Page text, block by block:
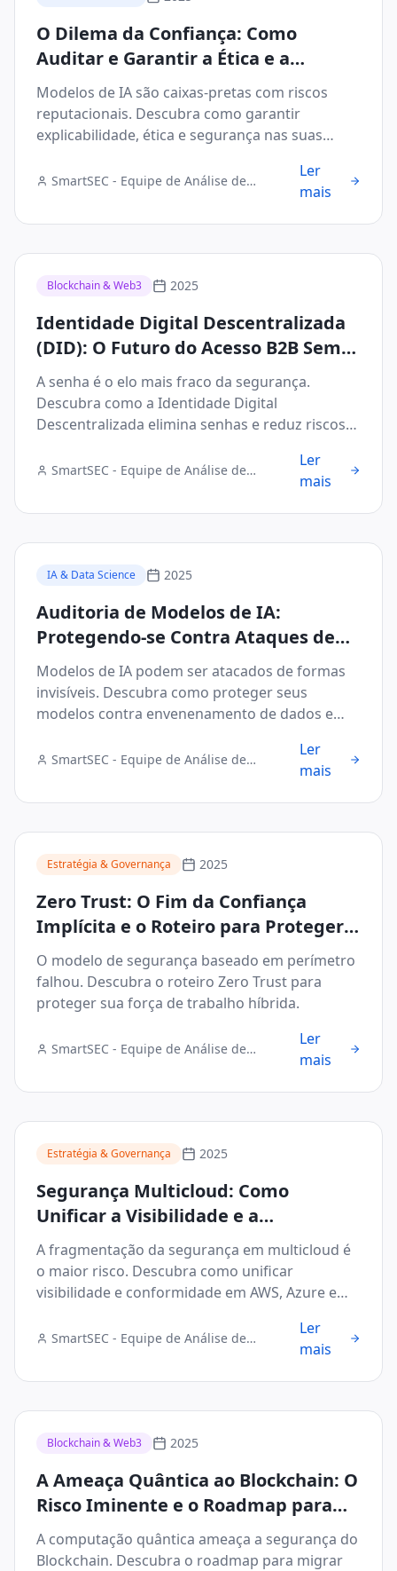
O Dilema da Confiança: Como
Auditar e Garantir a Ética e a
Segurança dos Modelos de IA no Seu
Negócio
Modelos de IA são caixas-pretas com riscos
reputacionais. Descubra como garantir
explicabilidade, ética e segurança nas suas
SmartSEC - Equipe de Análise de
Ler
mais
Blockchain & Web3 2025
Identidade Digital Descentralizada
(DID): O Futuro do Acesso B2B Sem
Senhas e Sem Falhas
A senha é o elo mais fraco da segurança.
Descubra como a Identidade Digital
Descentralizada elimina senhas e reduz riscos
SmartSEC - Equipe de Análise de
Ler
mais
IA & Data Science 2025
Auditoria de Modelos de IA:
Protegendo-se Contra Ataques de
Evasão e Envenenamento de Dados
Modelos de IA podem ser atacados de formas
invisíveis. Descubra como proteger seus
modelos contra envenenamento de dados e
SmartSEC - Equipe de Análise de
Ler
mais
Estratégia & Governança 2025
Zero Trust: O Fim da Confiança
Implícita e o Roteiro para Proteger o
Acesso Híbrido
O modelo de segurança baseado em perímetro
falhou. Descubra o roteiro Zero Trust para
proteger sua força de trabalho híbrida.
SmartSEC - Equipe de Análise de
Ler
mais
Estratégia & Governança 2025
Segurança Multicloud: Como
Unificar a Visibilidade e a
Conformidade em Ambientes
Híbridos
A fragmentação da segurança em multicloud é
o maior risco. Descubra como unificar
visibilidade e conformidade em AWS, Azure e
SmartSEC - Equipe de Análise de
Ler
mais
Blockchain & Web3 2025
A Ameaça Quântica ao Blockchain: O
Risco Iminente e o Roadmap para
Criptografia Quantum-Safe
A computação quântica ameaça a segurança do
Blockchain. Descubra o roadmap para migrar